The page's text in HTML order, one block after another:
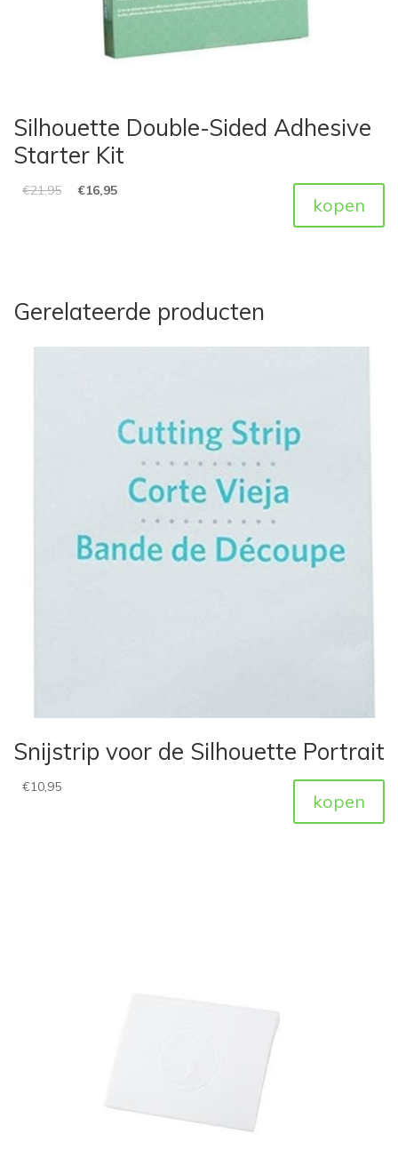
Silhouette Double-Sided Adhesive
Starter Kit
€21,95 €16,95
kopen
Gerelateerde producten
Snijstrip voor de Silhouette Portrait
€10,95
kopen